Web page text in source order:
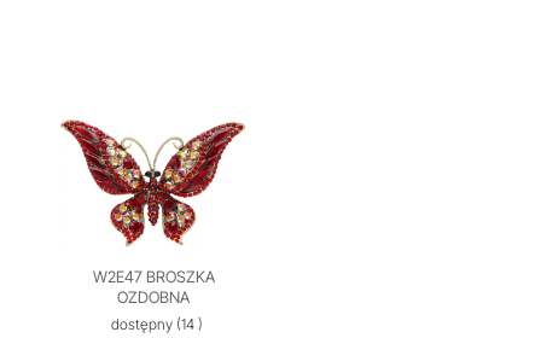
W2E47 BROSZKA
OZDOBNA
dostępny(14 )